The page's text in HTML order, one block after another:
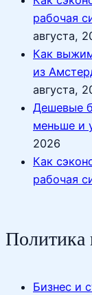
рабочая
августа,
Как
из
августа,
Дешевые
меньше и
2026
Как
рабочая
Политика
Бизнес и